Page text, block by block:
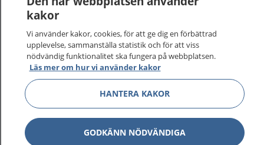
På 1177.se får du råd om hälsa och information om
sjukdomar och vilka mottagningar du kan kontakta.
Logga in för att läsa din journal och göra dina
vårdärenden. Ring telefonnummer 1177 för
sjukvårdsrådgivning dygnet runt.
1177 ger dig råd när du vill må bättre.
kakor
Vi använder kakor, cookies, för att ge dig en förbättrad
upplevelse, sammanställa statistik och för att viss
nödvändig funktionalitet ska fungera på webbplatsen.
Läs mer om hur vi använder kakor
HANTERA KAKOR
GODKÄNN NÖDVÄNDIGA